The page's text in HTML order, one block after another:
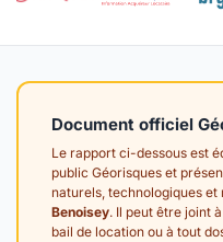
Document officiel
Le rapport ci-dessous est
public Géorisques et
naturels, technologiques
Benoisey. Il peut être joint
bail de location ou à tout